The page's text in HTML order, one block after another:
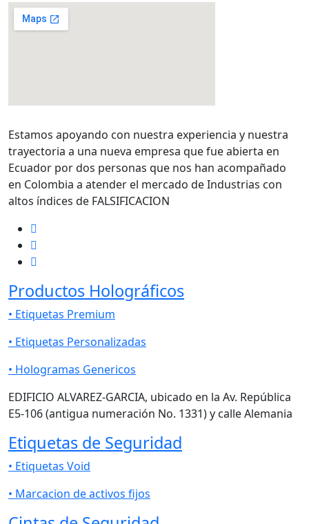
Estamos apoyando con nuestra experiencia y nuestra
trayectoria a una nueva empresa que fue abierta en
Ecuador por dos personas que nos han acompañado
en Colombia a atender el mercado de Industrias con
altos índices de FALSIFICACION
Productos Holográficos
• Etiquetas Premium
• Etiquetas Personalizadas
• Hologramas Genericos
EDIFICIO ALVAREZ-GARCIA, ubicado en la Av. República
E5-106 (antigua numeración No. 1331) y calle Alemania
Etiquetas de Seguridad
• Etiquetas Void
• Marcacion de activos fijos